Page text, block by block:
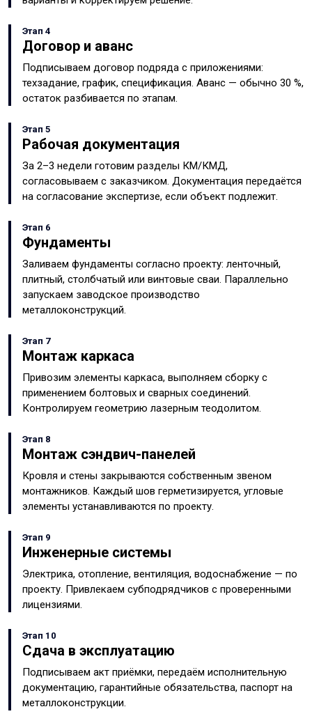
Этап 4
Договор и аванс
Подписываем договор подряда с приложениями:
техзадание, график, спецификация. Аванс — обычно 30 %,
остаток разбивается по этапам.
Этап 5
Рабочая документация
За 2–3 недели готовим разделы КМ/КМД,
согласовываем с заказчиком. Документация передаётся
на согласование экспертизе, если объект подлежит.
Этап 6
Фундаменты
Заливаем фундаменты согласно проекту: ленточный,
плитный, столбчатый или винтовые сваи. Параллельно
запускаем заводское производство
металлоконструкций.
Этап 7
Монтаж каркаса
Привозим элементы каркаса, выполняем сборку с
применением болтовых и сварных соединений.
Контролируем геометрию лазерным теодолитом.
Этап 8
Монтаж сэндвич-панелей
Кровля и стены закрываются собственным звеном
монтажников. Каждый шов герметизируется, угловые
элементы устанавливаются по проекту.
Этап 9
Инженерные системы
Электрика, отопление, вентиляция, водоснабжение — по
проекту. Привлекаем субподрядчиков с проверенными
лицензиями.
Этап 10
Сдача в эксплуатацию
Подписываем акт приёмки, передаём исполнительную
документацию, гарантийные обязательства, паспорт на
металлоконструкции.